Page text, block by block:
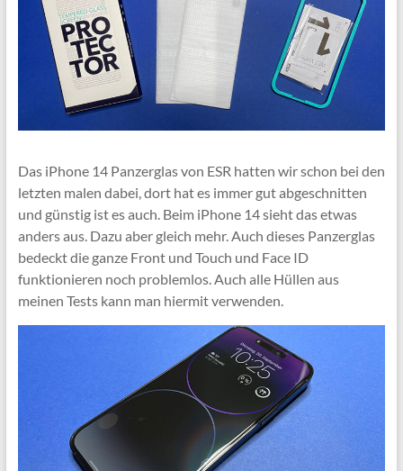
Das iPhone 14 Panzerglas von ESR hatten wir schon bei den
letzten malen dabei, dort hat es immer gut abgeschnitten
und günstig ist es auch. Beim iPhone 14 sieht das etwas
anders aus. Dazu aber gleich mehr. Auch dieses Panzerglas
bedeckt die ganze Front und Touch und Face ID
funktionieren noch problemlos. Auch alle Hüllen aus
meinen Tests kann man hiermit verwenden.